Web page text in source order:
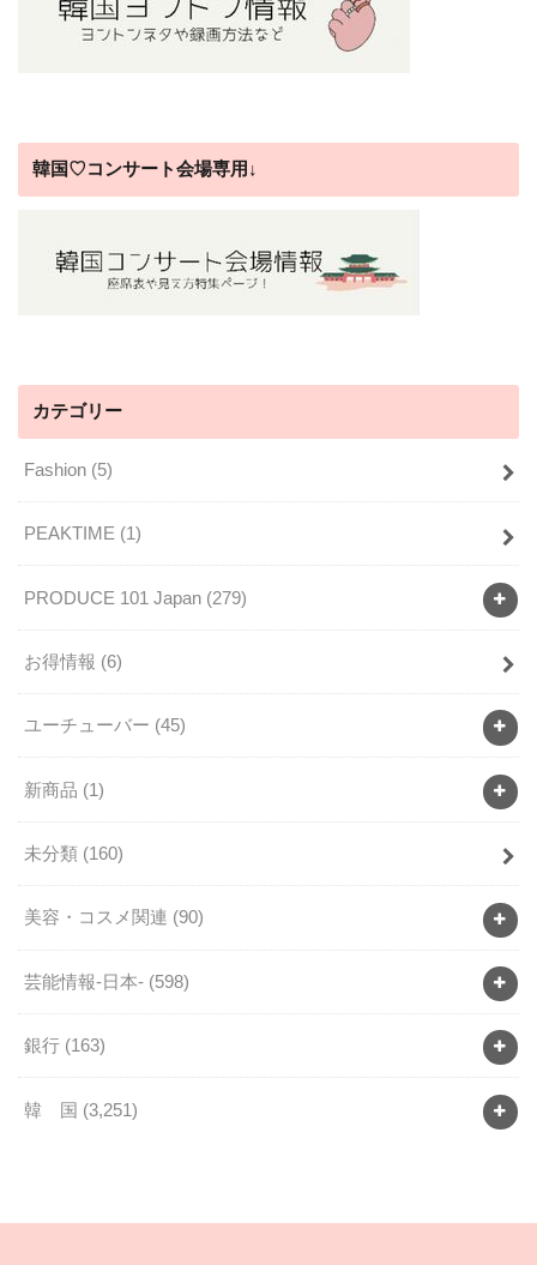
韓国♡コンサート会場専用↓
カテゴリー
Fashion (5)
PEAKTIME (1)
PRODUCE 101 Japan (279)
お得情報 (6)
ユーチューバー (45)
新商品 (1)
未分類 (160)
美容・コスメ関連 (90)
芸能情報-日本- (598)
銀行 (163)
韓 国 (3,251)